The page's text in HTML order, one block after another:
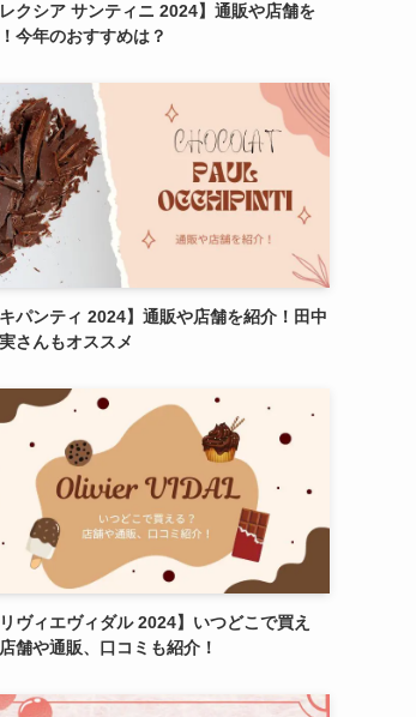
レクシア サンティニ 2024】通販や店舗を
今年のおすすめは？
キパンティ 2024】通販や店舗を紹介！田中
さんもオススメ
リヴィエヴィダル 2024】いつどこで買え
舗や通販、口コミも紹介！